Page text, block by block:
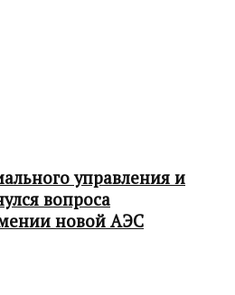
управления и
вопроса
новой АЭС